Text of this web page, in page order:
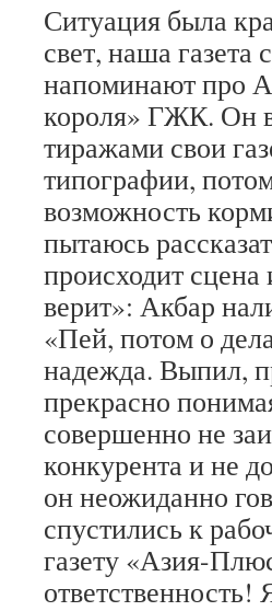
Ситуация была
свет, наша газета
напоминают про
короля» ГЖК. Он
тиражами свои
типографии,
возможность
пытаюсь
происходит
верит»: Акбар
«Пей, потом о
надежда. Выпил,
прекрасно
совершенно не
конкурента и не
он неожиданно
спустились к
газету «Азия-
ответственность!